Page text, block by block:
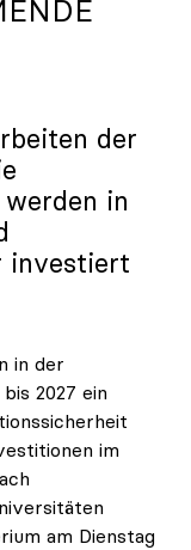
der
in
investiert
in der
2027 ein
im
am Dienstag